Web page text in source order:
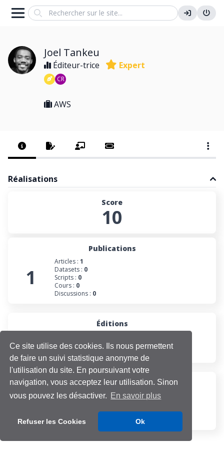
Ce site utilise des cookies. Ils nous permettent
de faire un suivi statistique anonyme de
l'utilisation du site. En poursuivant votre
navigation, vous acceptez leur utilisation. Sinon
vous pouvez les désactiver. En savoir plus
Refuser les Cookies Ok
Search
Joel Tankeu
Éditeur-trice Expert
CR
AWS
Réalisations
Score
10
Publications
1
Articles : 1
Datasets : 0
Scripts : 0
Cours : 0
Discussions : 0
Éditions
2
Collections :0
Participations
Évaluations :0
Discussions :